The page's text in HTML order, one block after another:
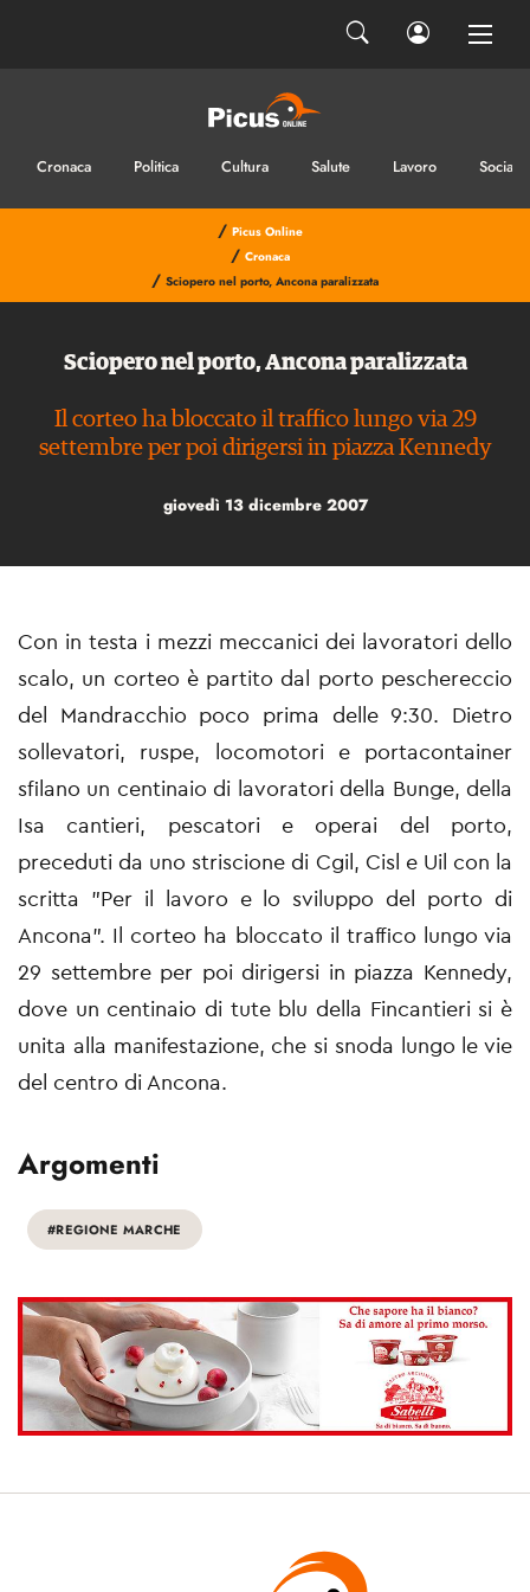
Cronaca Politica Cultura Salute Lavoro Sociale
/ Picus Online
/ Cronaca
/ Sciopero nel porto, Ancona paralizzata
Sciopero nel porto, Ancona paralizzata
Il corteo ha bloccato il traffico lungo via 29
settembre per poi dirigersi in piazza Kennedy
giovedì 13 dicembre 2007
Con in testa i mezzi meccanici dei lavoratori dello
scalo, un corteo è partito dal porto peschereccio
del Mandracchio poco prima delle 9:30. Dietro
sollevatori, ruspe, locomotori e portacontainer
sfilano un centinaio di lavoratori della Bunge, della
Isa cantieri, pescatori e operai del porto,
preceduti da uno striscione di Cgil, Cisl e Uil con la
scritta "Per il lavoro e lo sviluppo del porto di
Ancona". Il corteo ha bloccato il traffico lungo via
29 settembre per poi dirigersi in piazza Kennedy,
dove un centinaio di tute blu della Fincantieri si è
unita alla manifestazione, che si snoda lungo le vie
del centro di Ancona.
Argomenti
#REGIONE MARCHE